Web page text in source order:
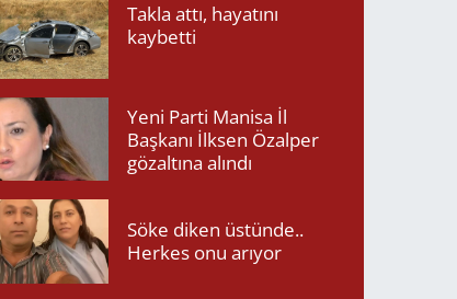
Takla attı, hayatını
kaybetti
Yeni Parti Manisa İl
Başkanı İlksen Özalper
gözaltına alındı
Söke diken üstünde..
Herkes onu arıyor